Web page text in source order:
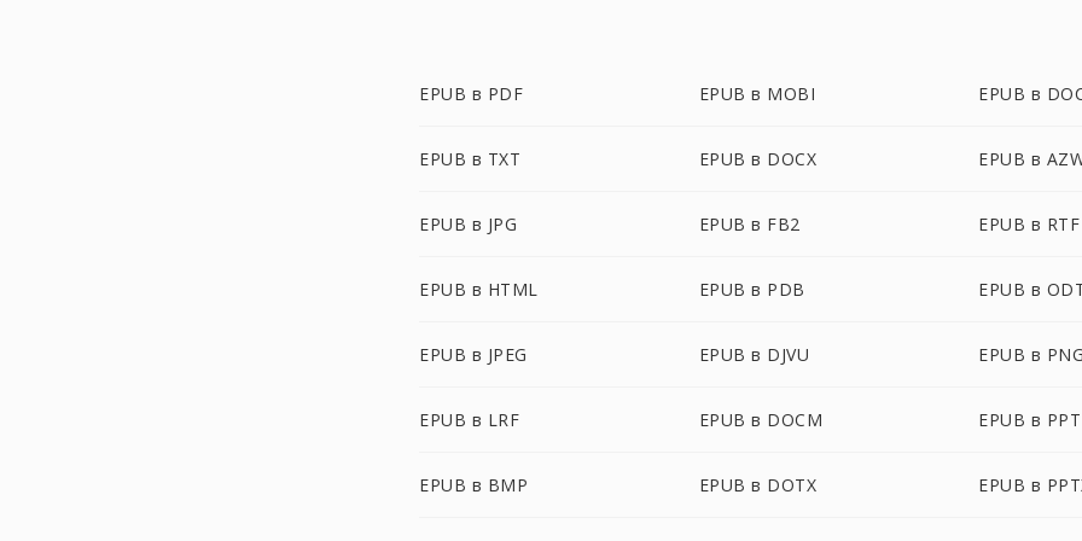
EPUB в PDF EPUB в MOBI EPUB в
EPUB в TXT EPUB в DOCX EPUB в
EPUB в JPG EPUB в FB2 EPUB в RTF
EPUB в HTML EPUB в PDB EPUB в
EPUB в JPEG EPUB в DJVU EPUB в PNG
EPUB в LRF EPUB в DOCM EPUB в PPT
EPUB в BMP EPUB в DOTX EPUB в